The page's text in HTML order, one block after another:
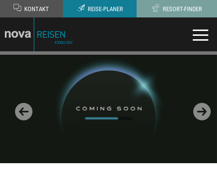
KONTAKT REISE-PLANER RESORT-FINDER